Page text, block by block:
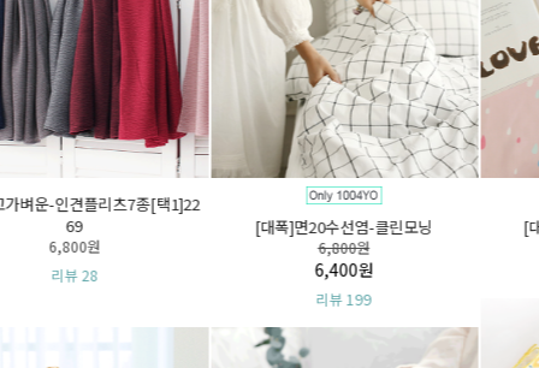
[대폭]면혼방044_046-에일린3종[택1]